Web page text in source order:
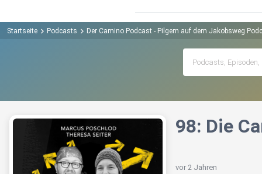
Startseite Podcasts Der Camino Podcast - Pilgern auf dem Jakobsweg
98: Die
vor 2 Jahren